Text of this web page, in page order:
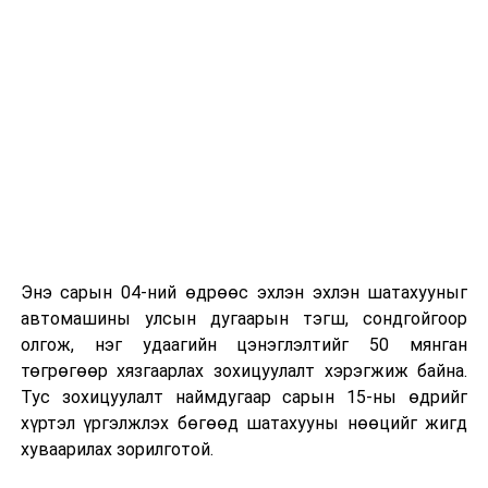
Энэ сарын 04-ний өдрөөс эхлэн эхлэн шатахууныг
автомашины улсын дугаарын тэгш, сондгойгоор
олгож, нэг удаагийн цэнэглэлтийг 50 мянган
төгрөгөөр хязгаарлах зохицуулалт хэрэгжиж байна.
Тус зохицуулалт наймдугаар сарын 15-ны өдрийг
хүртэл үргэлжлэх бөгөөд шатахууны нөөцийг жигд
хуваарилах зорилготой.